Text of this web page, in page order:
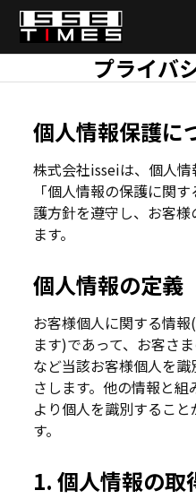
Skip
content
プライバ
個人情報保護に
株式会社isseiは、個人情
「個人情報の保護に関
護方針を遵守し、お客
ます。
個人情報の定義
お客様個人に関する情
ます)であって、お客さ
など当該お客様個人を
さします。他の情報と
より個人を識別するこ
す。
1. 個人情報の取